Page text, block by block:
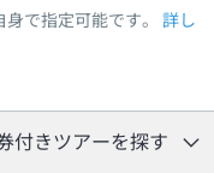
で指定可能です。
詳し
付きツアーを探す